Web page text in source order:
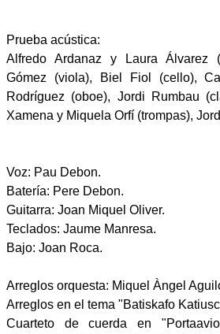
Prueba acústica:
Alfredo Ardanaz y Laura Álvarez
Gómez (viola), Biel Fiol (cello),
Rodríguez (oboe), Jordi Rumbau
Xamena y Miquela Orfí (trompas),
Voz: Pau Debon.
Batería: Pere Debon.
Guitarra: Joan Miquel Oliver.
Teclados: Jaume Manresa.
Bajo: Joan Roca.
Arreglos orquesta: Miquel Àngel
Arreglos en el tema "Batiskafo
Cuarteto de cuerda en